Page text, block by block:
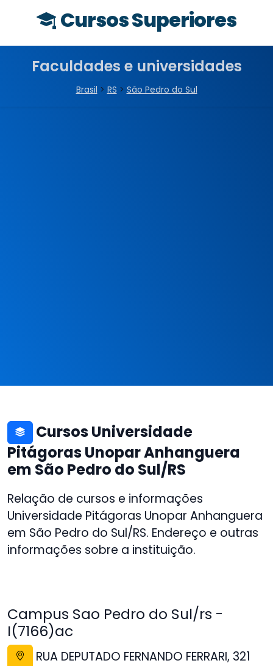
Cursos Superiores
Faculdades e universidades
Brasil > RS > São Pedro do Sul
Cursos Universidade
Pitágoras Unopar Anhanguera
em São Pedro do Sul/RS
Relação de cursos e informações
Universidade Pitágoras Unopar Anhanguera
em São Pedro do Sul/RS. Endereço e outras
informações sobre a instituição.
Campus Sao Pedro do Sul/rs -
I(7166)ac
RUA DEPUTADO FERNANDO FERRARI, 321